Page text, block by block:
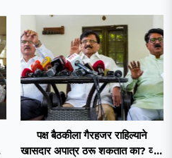
पक्ष बैठकीला गैरहजर राहिल्याने
खासदार अपात्र ठरू शकतात का? व्हीप